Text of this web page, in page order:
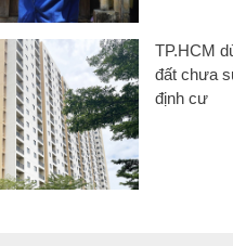
TP.HCM
đất chưa
định cư